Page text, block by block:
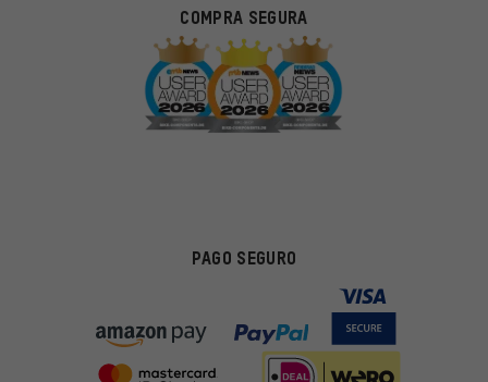
COMPRA SEGURA
PAGO SEGURO